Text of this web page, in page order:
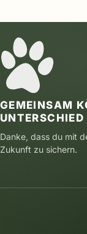
GEMEINSAM
Danke, dass du mit
Zukunft zu sichern.